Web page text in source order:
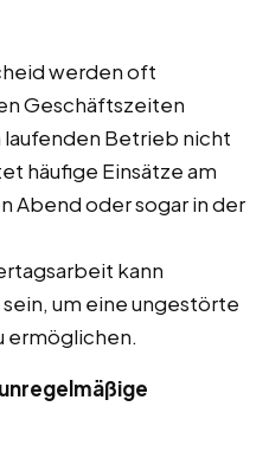
werden oft
Geschäftszeiten
Betrieb nicht
häufige Einsätze am
Abend oder sogar in der
kann
um eine ungestörte
ermöglichen.